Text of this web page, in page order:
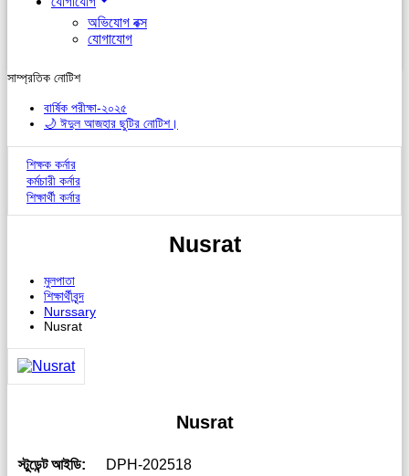
অভিযোগ বক্স
যোগাযোগ
সাম্প্রতিক নোটিশ
বার্ষিক পরীক্ষা-২০২৫
🌙 ঈদুল আজহার ছুটির নোটিশ।
শিক্ষক কর্নার
কর্মচারী কর্নার
শিক্ষার্থী কর্নার
Nusrat
মুলপাতা
শিক্ষার্থীবৃন্দ
Nurssary
Nusrat
Nusrat
স্টুডেন্ট আইডি:
DPH-202518